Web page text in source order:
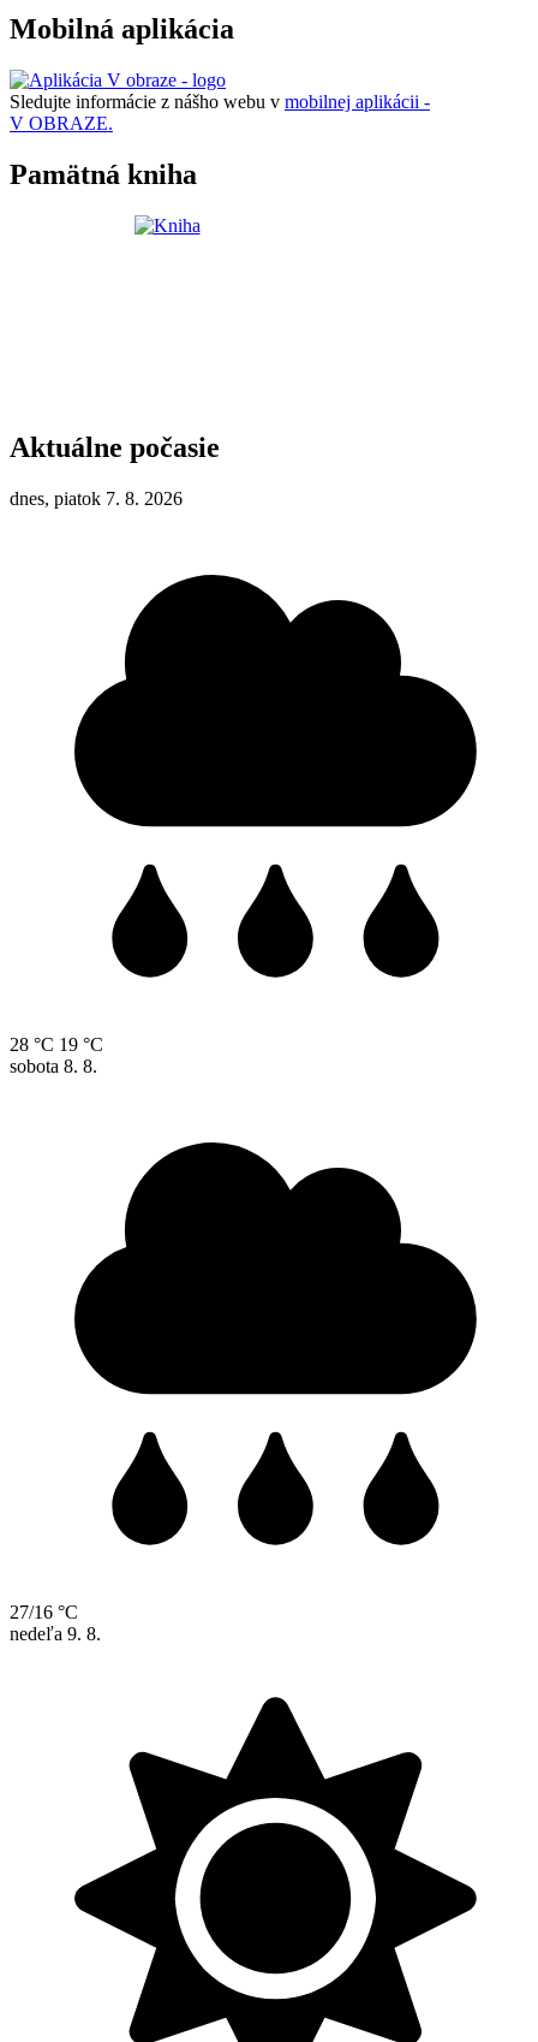
Mobilná aplikácia
Sledujte informácie z nášho webu v mobilnej aplikácii -
V OBRAZE.
Pamätná kniha
Aktuálne počasie
dnes, piatok 7. 8. 2026
28 °C 19 °C
sobota 8. 8.
27/16 °C
nedeľa 9. 8.